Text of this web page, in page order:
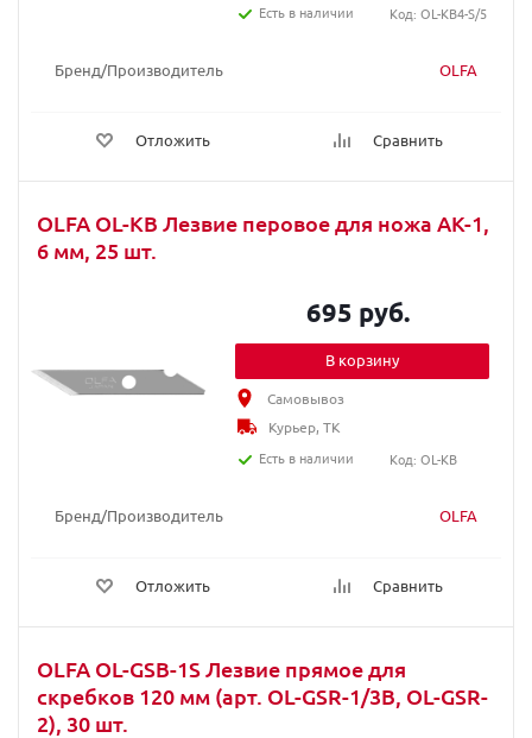
Бренд/Производитель OLFA
Отложить Сравнить
Есть в наличии
Код: OL-KB4-S/5
OLFA OL-KB Лезвие перовое для ножа АК-1,
6 мм, 25 шт.
Бренд/Производитель OLFA
Отложить Сравнить
695 руб.
В корзину
Самовывоз
Курьер, ТК
Есть в наличии
Код: OL-KB
OLFA OL-GSB-1S Лезвие прямое для
скребков 120 мм (арт. OL-GSR-1/3B, OL-GSR-
2), 30 шт.